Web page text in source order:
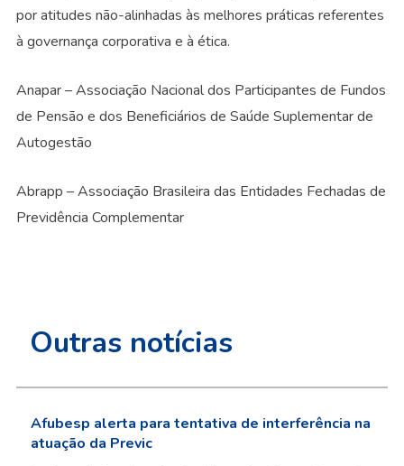
por atitudes não-alinhadas às melhores práticas referentes
à governança corporativa e à ética.
Anapar – Associação Nacional dos Participantes de Fundos
de Pensão e dos Beneficiários de Saúde Suplementar de
Autogestão
Abrapp – Associação Brasileira das Entidades Fechadas de
Previdência Complementar
Outras notícias
Afubesp alerta para tentativa de interferência na
atuação da Previc